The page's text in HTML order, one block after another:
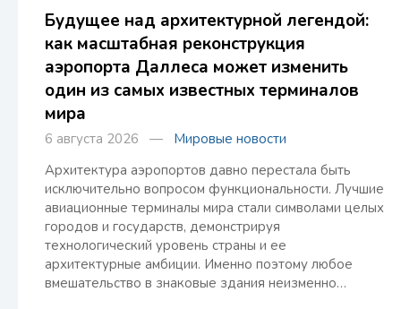
Будущее над архитектурной легендой:
как масштабная реконструкция
аэропорта Даллеса может изменить
один из самых известных терминалов
мира
6 августа 2026 — Мировые новости
Архитектура аэропортов давно перестала быть
исключительно вопросом функциональности. Лучшие
авиационные терминалы мира стали символами целых
городов и государств, демонстрируя
технологический уровень страны и ее
архитектурные амбиции. Именно поэтому любое
вмешательство в знаковые здания неизменно…